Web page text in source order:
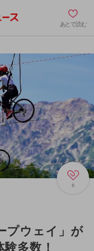
あとで読む
6
プウェイ」が
多数！